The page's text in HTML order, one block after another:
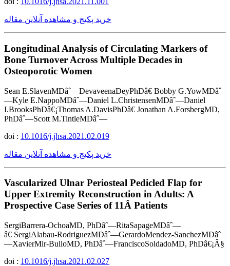
خرید پکیج و مشاهده آنلاین مقاله
Longitudinal Analysis of Circulating Markers of
Bone Turnover Across Multiple Decades in
Osteoporotic Women
Sean E.SlavenMDâˆ—DevaveenaDeyPhDâ€ Bobby G.YowMDâˆ
—Kyle E.NappoMDâˆ—Daniel L.ChristensenMDâˆ—Daniel
I.BrooksPhDâ€¡Thomas A.DavisPhDâ€ Jonathan A.ForsbergMD,
PhDâˆ—Scott M.TintleMDâˆ—
doi : 10.1016/j.jhsa.2021.02.019
خرید پکیج و مشاهده آنلاین مقاله
Vascularized Ulnar Periosteal Pedicled Flap for
Upper Extremity Reconstruction in Adults: A
Prospective Case Series of 11Â Patients
SergiBarrera-OchoaMD, PhDâˆ—RitaSapageMDâˆ—
â€ SergiAlabau-RodriguezMDâˆ—GerardoMendez-SanchezMDâˆ
—XavierMir-BulloMD, PhDâˆ—FranciscoSoldadoMD, PhDâ€¡Â§
doi : 10.1016/j.jhsa.2021.02.027